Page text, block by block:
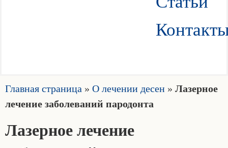
Главная страница » О лечении десен » Лазерное
лечение заболеваний пародонта
Лазерное лечение